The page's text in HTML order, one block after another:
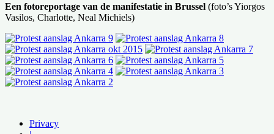
Een fotoreportage van de manifestatie in Brussel (foto’s Yiorgos
Vasilos, Charlotte, Neal Michiels)
Privacy